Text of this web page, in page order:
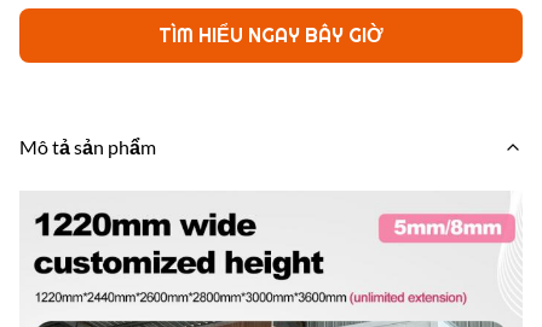
TÌM HIỂU NGAY BÂY GIỜ
Mô tả sản phẩm